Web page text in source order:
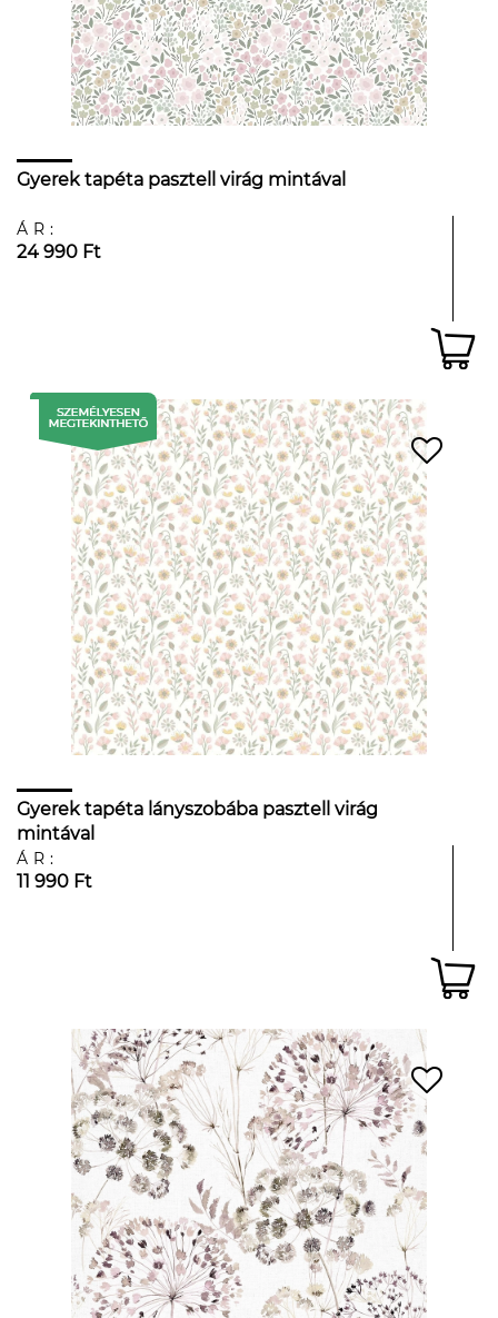
Gyerek tapéta pasztell virág mintával
ÁR:
24 990 Ft
Gyerek tapéta lányszobába pasztell virág
mintával
ÁR:
11 990 Ft